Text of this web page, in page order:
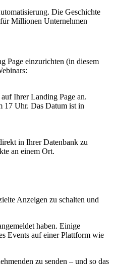
Die Geschichte
Millionen Unternehmen
Page einzurichten (in diesem
Ihrer Landing Page an.
17 Uhr. Das Datum ist in
in Ihrer Datenbank zu
an einem Ort.
Anzeigen zu schalten und
haben. Einige
Events auf einer Plattform wie
zu senden – und so das